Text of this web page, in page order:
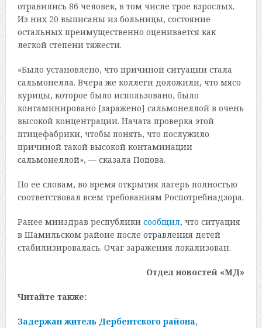
отравились 86 человек, в том числе трое взрослых.
Из них 20 выписаны из больницы, состояние
остальных преимущественно оценивается как
легкой степени тяжести.
«Было установлено, что причиной ситуации стала
сальмонелла. Вчера же коллеги доложили, что мясо
курицы, которое было использовано, было
контаминировано [заражено] сальмонеллой в очень
высокой концентрации. Начата проверка этой
птицефабрики, чтобы понять, что послужило
причиной такой высокой контаминации
сальмонеллой», — сказала Попова.
По ее словам, во время открытия лагерь полностью
соответствовал всем требованиям Роспотребнадзора.
Ранее минздрав республики сообщил, что ситуация
в Шамильском районе после отравления детей
стабилизировалась. Очаг заражения локализован.
Отдел новостей «МД»
Читайте также:
Задержан житель Дербентского района,